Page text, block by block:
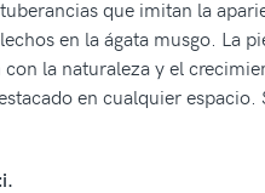
que imitan la
en la ágata musgo. La
la naturaleza y el
en cualquier espacio.